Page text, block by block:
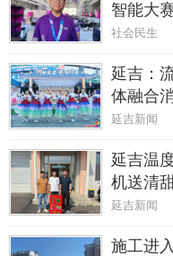
智能大
社会民生
延吉：
体融合
延吉新闻
延吉温
机送清
延吉新闻
施工进